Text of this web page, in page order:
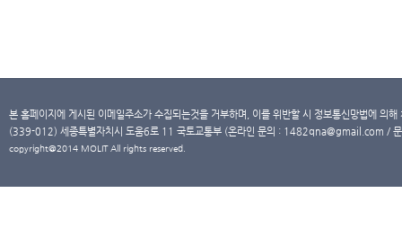
본 홈페이지에 게시된 이메일주소가 수집되는것을 거부하며, 이를 위반할 시 정보통신망법에 의
(339-012) 세종특별자치시 도움6로 11 국토교통부 (온라인 문의 : 1482qna@gmail.com /
copyright@2014 MOLIT All rights reserved.